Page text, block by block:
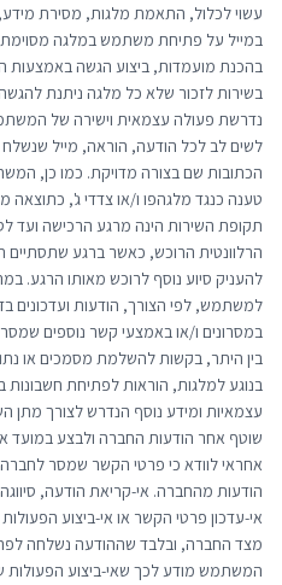
עשוי לכלול, התאמת מלגות, מסירת
במייל על פתיחת משתמש במלגה
בהכנת מועמדות, ביצוע הגשה
בשירות לזכור שלא כל מלגה ניתנת
נדרשת פעולה עצמאית וישירה של
לשים לב לכל הודעה, הוראה, מייל שנשלח
הכתובות שם בצורה מדויקת. כמו כן,
טענה כנגד מלגהפו ו/או צדדי ג', כתוצאה
תקופת השירות הינה מרגע הרכישה ועד
הרלוונטית הרוכש, כאשר ברגע
להעניק סיוע נוסף לרוכש מאותו הרגע.
למשתמש, לפי הצורך, הודעות ועדכונים
במסרונים ו/או באמצעי קשר נוספים
בין היתר, בקשות להשלמת מסמכים או
בנוגע למלגות, הוראות לפתיחת חשבונות
עצמאיות ומידע נוסף הנדרש לצורך מתן
שוטף אחר הודעות החברה ולבצע
אחראי לוודא כי פרטי הקשר שמסר לחברה
אי-עדכון פרטי הקשר או אי-ביצוע
מצד החברה, ובלבד שההודעה נשלחה
המשתמש מודע לכך שאי-ביצוע הפעולות